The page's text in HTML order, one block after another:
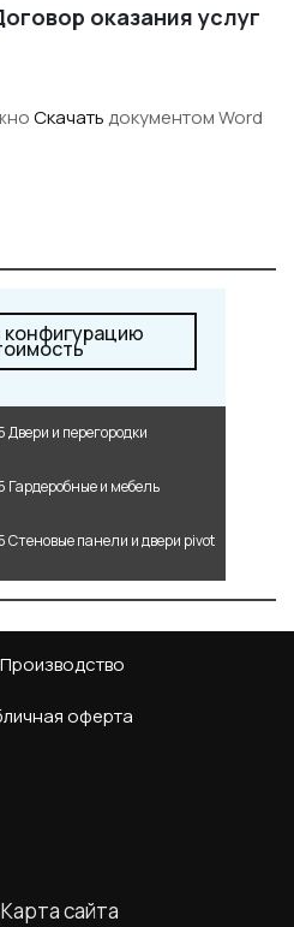
оказания услуг
Скачатьдокументом Word
Двери и перегородки
Гардеробные и мебель
Стеновые панели и двери pivot
Производство
оферта
Карта сайта